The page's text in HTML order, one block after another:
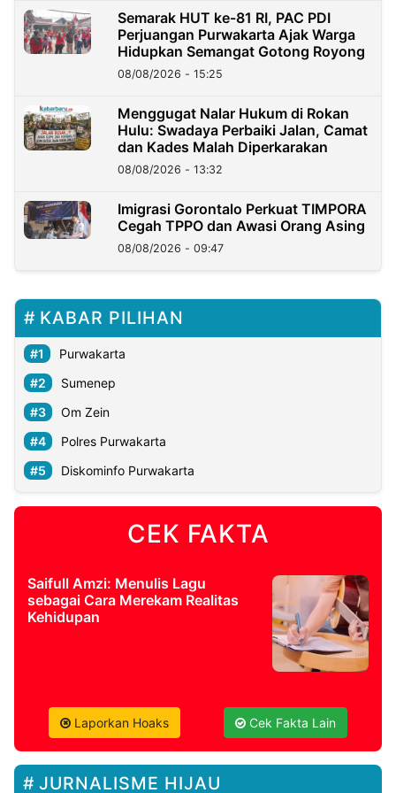
Semarak HUT ke-81 RI, PAC PDI
Perjuangan Purwakarta Ajak Warga
Hidupkan Semangat Gotong Royong
08/08/2026 - 15:25
Menggugat Nalar Hukum di Rokan
Hulu: Swadaya Perbaiki Jalan, Camat
dan Kades Malah Diperkarakan
08/08/2026 - 13:32
Imigrasi Gorontalo Perkuat TIMPORA
Cegah TPPO dan Awasi Orang Asing
08/08/2026 - 09:47
KABAR PILIHAN
Purwakarta
Sumenep
Om Zein
Polres Purwakarta
Diskominfo Purwakarta
CEK FAKTA
Saifull Amzi: Menulis Lagu
sebagai Cara Merekam Realitas
Kehidupan
Laporkan Hoaks Cek Fakta Lain
JURNALISME HIJAU